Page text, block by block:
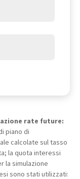
rate future:
piano di
calcolate sul tasso
la quota interessi
la simulazione
sono stati utilizzati: